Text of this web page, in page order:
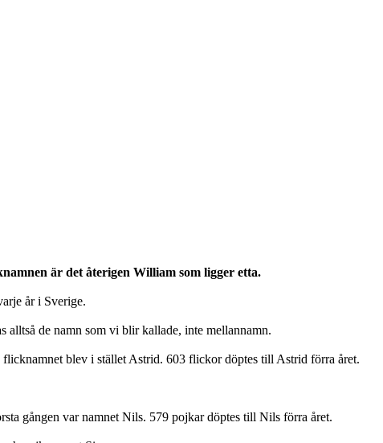
är det återigen William som ligger etta.
år i Sverige.
alltså de namn som vi blir kallade, inte mellannamn.
blev i stället Astrid. 603 flickor döptes till Astrid förra året.
gången var namnet Nils. 579 pojkar döptes till Nils förra året.